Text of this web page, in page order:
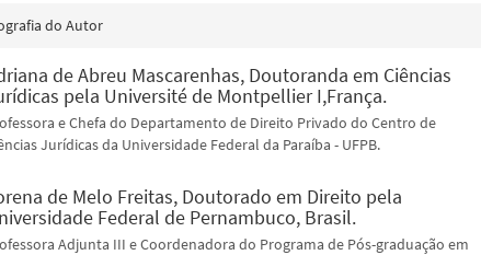
do Autor
de Abreu Mascarenhas, Doutoranda em Ciências
pela Université de Montpellier I,França.
e Chefa do Departamento de Direito Privado do Centro de
Jurídicas da Universidade Federal da Paraíba - UFPB.
de Melo Freitas, Doutorado em Direito pela
Federal de Pernambuco, Brasil.
Adjunta III e Coordenadora do Programa de Pós-graduação em